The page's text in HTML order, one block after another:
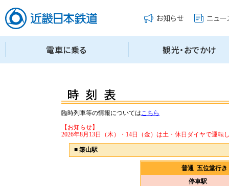
臨時列車等の情報についてはこちら
【お知らせ】
2026年8月13日（木）・14日（金）は土・休日ダイヤで運転
■ 築山駅
普通 五位堂行
停車駅